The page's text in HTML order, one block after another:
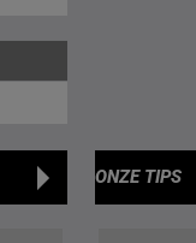
ONZE TIPS